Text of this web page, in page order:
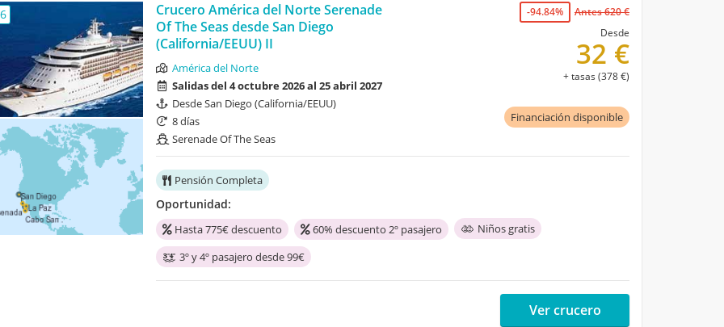
Crucero América del Norte Serenade
Of The Seas desde San Diego
(California/EEUU) II
América del Norte
Salidas del 4 octubre 2026 al 25 abril 2027
Desde San Diego (California/EEUU)
8 días
Serenade Of The Seas
Pensión Completa
Oportunidad:
Hasta 775€ descuento 60% descuento 2º pasajero
Niños gratis
3º y 4º pasajero desde 99€
Financiación disponible
-94.84%
Antes 620 €
Desde
32 €
+ tasas (378 €)
Ver crucero